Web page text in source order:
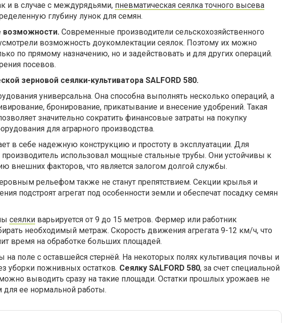
и в случае с междурядьями, пневматическая сеялка точного высева
глубину лунок для семян.
возможности. Современные производители сельскохозяйственного
возможность доукомлектации сеялок. Поэтому их можно
по прямому назначению, но и задействовать и для других операций.
посевов.
зерновой сеялки-культиватора SALFORD 580.
универсальна. Она способна выполнять несколько операций, а
бронирование, прикатывание и внесение удобрений. Такая
значительно сократить финансовые затраты на покупку
для аграрного производства.
в себе надежную конструкцию и простоту в эксплуатации. Для
производитель использовал мощные стальные трубы. Они устойчивы к
внешних факторов, что является залогом долгой службы.
рельефом также не станут препятствием. Секции крылья и
подстроят агрегат под особенности земли и обеспечат посадку семян
сеялки варьируется от 9 до 15 метров. Фермер или работник
необходимый метраж. Скорость движения агрегата 9-12 км/ч, что
время на обработке больших площадей.
на поле с оставшейся стернёй. На некоторых полях культивация почвы и
уборки пожнивных остатков. Сеялку SALFORD 580, за счет специальной
выводить сразу на такие площади. Остатки прошлых урожаев не
для ее нормальной работы.